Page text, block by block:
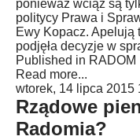
ponieważ wciąż są
politycy Prawa i
Ewy Kopacz. Apelują
podjęła decyzje w
Published in RADOM
Read more...
wtorek, 14 lipca 2015
Rządowe
Radomia?